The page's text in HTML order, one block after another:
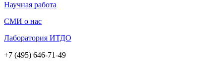
Научная работа
СМИ о нас
Лаборатория ИТДО
+7 (495) 646-71-49